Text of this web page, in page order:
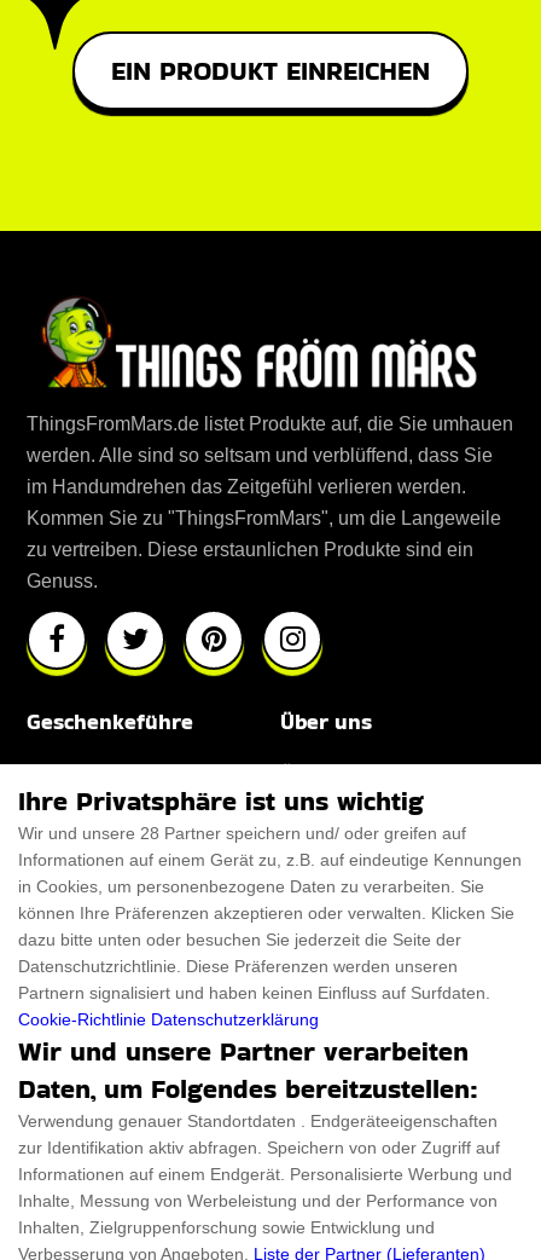
EIN PRODUKT EINREICHEN
ThingsFromMars.de listet Produkte auf, die Sie umhauen
werden. Alle sind so seltsam und verblüffend, dass Sie
im Handumdrehen das Zeitgefühl verlieren werden.
Kommen Sie zu "ThingsFromMars", um die Langeweile
zu vertreiben. Diese erstaunlichen Produkte sind ein
Genuss.
Geschenkeführe
Für Haustiere
ThanksGiving
Über uns
Rabattcode
Trendiger Rabattcode
Black Friday
Ein Produkt einreichen
Kontakt
Ein Produkt einreichen
Geschenkeführer
Cyber Monday
Datenschutz­erklärung
Datenschutz­erklärung
Impressum
Cookies
Ihre Privatsphäre ist uns wichtig
Wir und unsere 28 Partner speichern und/ oder greifen auf
Informationen auf einem Gerät zu, z.B. auf eindeutige Kennungen
in Cookies, um personenbezogene Daten zu verarbeiten. Sie
können Ihre Präferenzen akzeptieren oder verwalten. Klicken Sie
dazu bitte unten oder besuchen Sie jederzeit die Seite der
Datenschutzrichtlinie. Diese Präferenzen werden unseren
Partnern signalisiert und haben keinen Einfluss auf Surfdaten.
Cookie-Richtlinie Datenschutzerklärung
Wir und unsere Partner verarbeiten
Daten, um Folgendes bereitzustellen:
Verwendung genauer Standortdaten . Endgeräteeigenschaften
zur Identifikation aktiv abfragen. Speichern von oder Zugriff auf
Informationen auf einem Endgerät. Personalisierte Werbung und
Inhalte, Messung von Werbeleistung und der Performance von
Inhalten, Zielgruppenforschung sowie Entwicklung und
Verbesserung von Angeboten. Liste der Partner (Lieferanten)